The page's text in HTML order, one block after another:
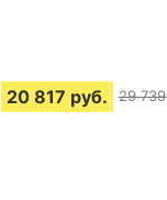
20 817 руб. 29 739